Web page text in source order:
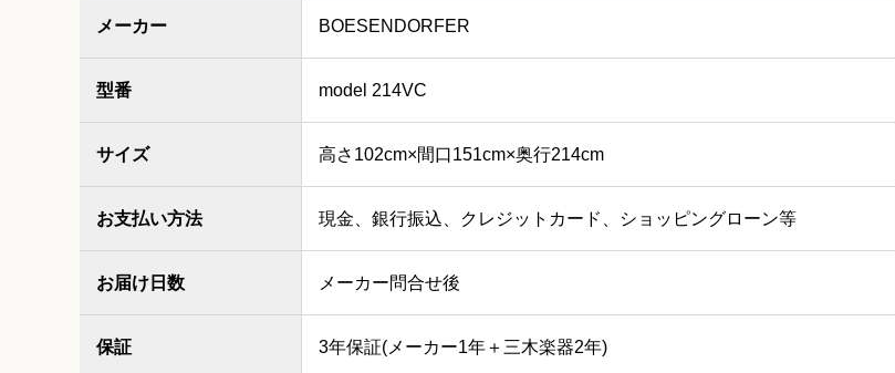
メーカー BOESENDORFER
型番 model 214VC
サイズ 高さ102cm×間口151cm×奥行214cm
お支払い方法 現金、銀行振込、クレジットカード、ショッピングローン等
お届け日数 メーカー問合せ後
保証 3年保証(メーカー1年＋三木楽器2年)